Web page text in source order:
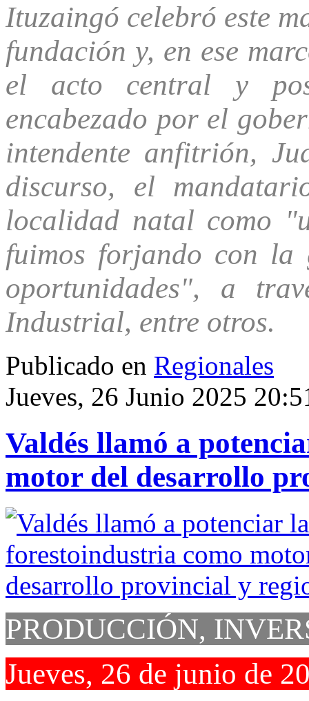
Ituzaingó celebró este
fundación y, en ese
el acto central y
encabezado por el
intendente anfitrión,
discurso, el
localidad natal como
fuimos forjando con la
oportunidades", a
Industrial, entre otros.
Publicado en Regionales
Jueves, 26 Junio 2025
Valdés llamó a
motor del desarrollo
PRODUCCIÓN,
Jueves, 26 de junio de